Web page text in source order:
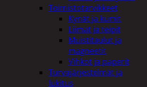
Toimistotarvikkeet
Kynät ja kumit
Liimat ja teipit
Muistitaulut ja
magneetit
Vihkot ja paperit
Turvajärjestelmät ja
lukitus